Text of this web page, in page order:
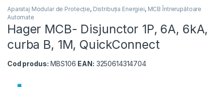
Aparataj Modular de Protecție, Distribuția Energiei, MCB Întrerupătoare
Automate
Hager MCB- Disjunctor 1P, 6A, 6kA,
curba B, 1M, QuickConnect
Cod produs: MBS106 EAN: 3250614314704